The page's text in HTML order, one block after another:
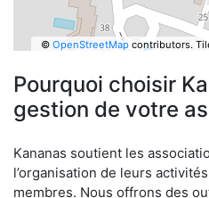
© OpenStreetMapcontributors.
Pourquoi choisir
gestion de votre
Kananas soutient les
l’organisation de leurs
membres. Nous offrons des